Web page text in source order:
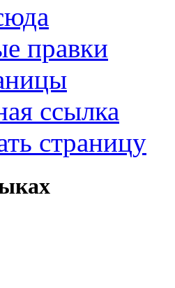
правки
ссылка
страницу